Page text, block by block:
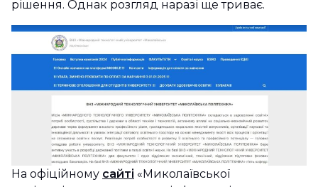
рішення. Однак розгляд наразі ще триває.
На офіційному сайті «Миколаївської